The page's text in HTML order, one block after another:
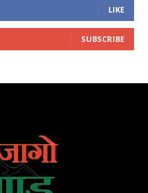
LIKE
SUBSCRIBE